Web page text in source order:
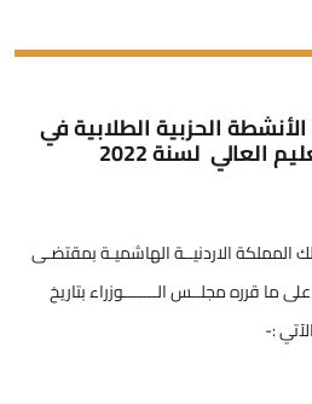
الحزبية الطلابية في
لسنة 2022
المملكة الاردنيــة الهاشميـة بمقتضـى
على ما قرره مجلــس الـــــــوزراء بتاريخ